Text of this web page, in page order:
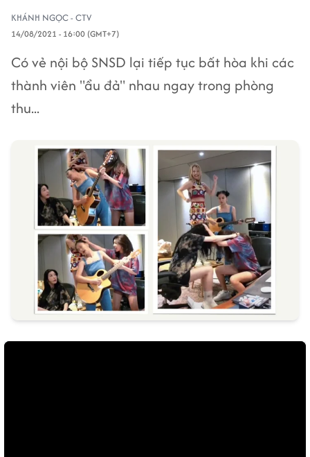
KHÁNH NGỌC - CTV
14/08/2021 - 16:00 (GMT+7)
Có vẻ nội bộ SNSD lại tiếp tục bất hòa khi các
thành viên "ẩu đả" nhau ngay trong phòng
thu...